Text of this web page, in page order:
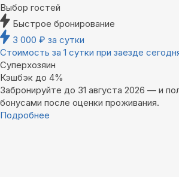
Выбор гостей
Быстрое бронирование
3 000 ₽ за сутки
Стоимость за 1 сутки при заезде
Суперхозяин
Кэшбэк до 4%
Забронируйте до 31 августа 2026 — и
бонусами после оценки проживания.
Подробнее